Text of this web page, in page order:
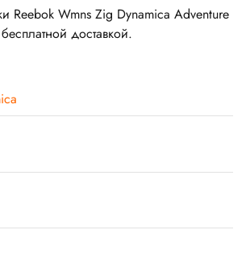
Reebok Wmns Zig Dynamica Adventure
доставкой.